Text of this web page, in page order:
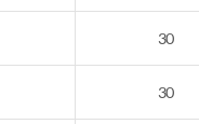
30
30